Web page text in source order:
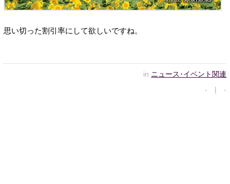
思い切った割引率にして欲しいですね。
in ニュース･イベント関連
- | -